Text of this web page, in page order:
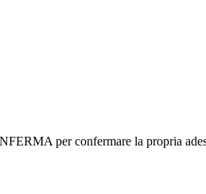
per confermare la propria